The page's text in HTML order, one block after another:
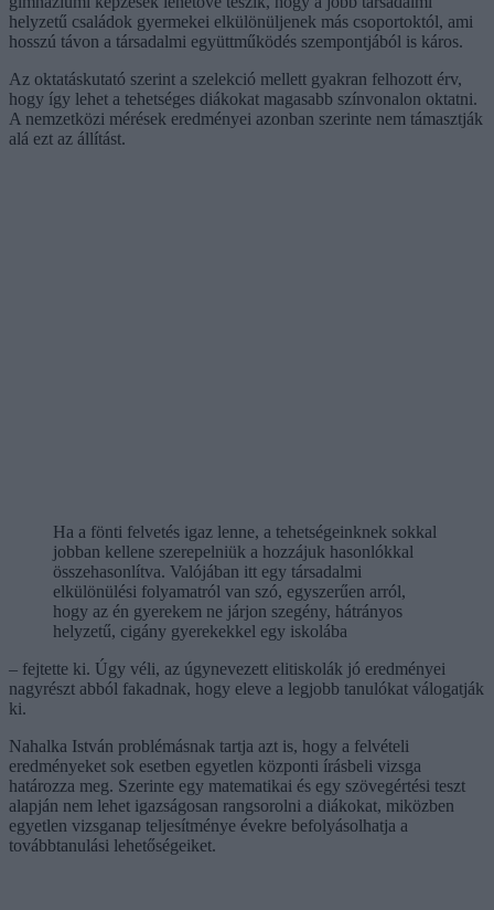
helyzetű családok gyermekei elkülönüljenek más csoportoktól, ami
hosszú távon a társadalmi együttműködés szempontjából is káros.
Az oktatáskutató szerint a szelekció mellett gyakran felhozott érv,
hogy így lehet a tehetséges diákokat magasabb színvonalon oktatni.
A nemzetközi mérések eredményei azonban szerinte nem támasztják
alá ezt az állítást.
Ha a fönti felvetés igaz lenne, a tehetségeinknek sokkal
jobban kellene szerepelniük a hozzájuk hasonlókkal
összehasonlítva. Valójában itt egy társadalmi
elkülönülési folyamatról van szó, egyszerűen arról,
hogy az én gyerekem ne járjon szegény, hátrányos
helyzetű, cigány gyerekekkel egy iskolába
– fejtette ki. Úgy véli, az úgynevezett elitiskolák jó eredményei
nagyrészt abból fakadnak, hogy eleve a legjobb tanulókat válogatják
ki.
Nahalka István problémásnak tartja azt is, hogy a felvételi
eredményeket sok esetben egyetlen központi írásbeli vizsga
határozza meg. Szerinte egy matematikai és egy szövegértési teszt
alapján nem lehet igazságosan rangsorolni a diákokat, miközben
egyetlen vizsganap teljesítménye évekre befolyásolhatja a
továbbtanulási lehetőségeiket.